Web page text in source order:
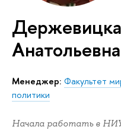
Анатольевна
Менеджер: Факультет
политики
Начала работать в